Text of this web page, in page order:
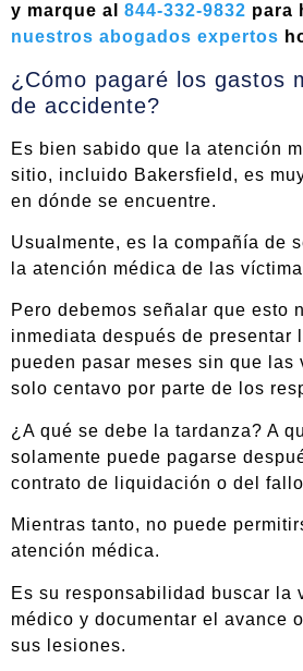
y marque al 844-332-9832 para
nuestros abogados expertos
¿Cómo pagaré los gastos
de accidente?
Es bien sabido que la atención
sitio, incluido Bakersfield, es
en dónde se encuentre.
Usualmente, es la compañía de
la atención médica de las
Pero debemos señalar que esto
inmediata después de presentar
pueden pasar meses sin que las
solo centavo por parte de los
¿A qué se debe la tardanza? A
solamente puede pagarse
contrato de liquidación o del
Mientras tanto, no puede
atención médica.
Es su responsabilidad buscar la
médico y documentar el avance
sus lesiones.